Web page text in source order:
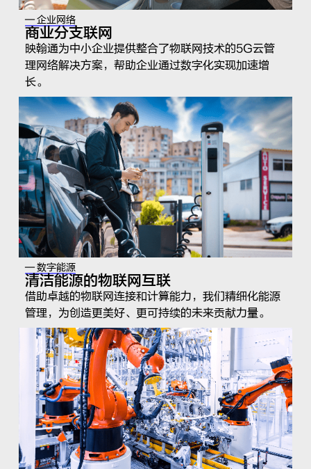
— 企业网络
商业分支联网
映翰通为中小企业提供整合了物联网技术的5G云管
理网络解决方案，帮助企业通过数字化实现加速增
长。
— 数字能源
清洁能源的物联网互联
借助卓越的物联网连接和计算能力，我们精细化能源
管理，为创造更美好、更可持续的未来贡献力量。